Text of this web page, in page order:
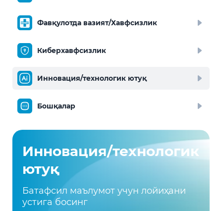
Фавқулотда вазият/Хавфсизлик
Киберхавфсизлик
Инновация/технологик ютуқ
Бошқалар
Инновация/технологик
ютуқ
Батафсил маълумот учун лойиҳани
устига босинг